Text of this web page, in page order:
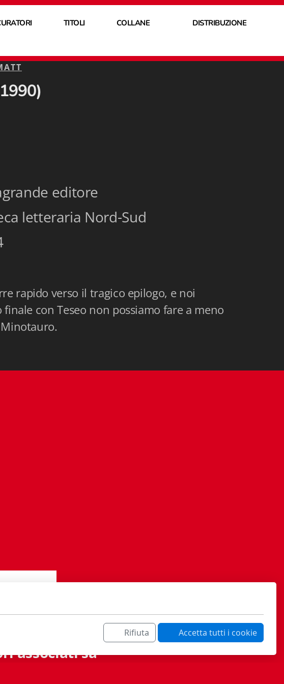
TITOLI COLLANE DISTRIBUZIONE
editore
letteraria Nord-Sud
rapido verso il tragico epilogo, e noi
con Teseo non possiamo fare a meno
associati sa
Rifiuta Accetta tutti i cookie